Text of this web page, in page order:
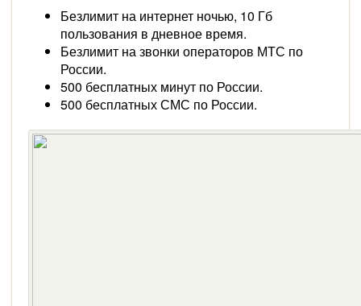
Безлимит на интернет ночью, 10 Гб
пользования в дневное время.
Безлимит на звонки операторов МТС по
России.
500 бесплатных минут по России.
500 бесплатных СМС по России.